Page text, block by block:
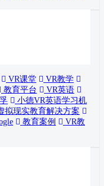
VR课堂
VR教学
教育平台
VR英语
小德VR英语学习机
拟现实教育解决方案
教育案例
VR教